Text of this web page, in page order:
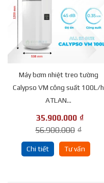
Máy bơm nhiệt treo tường
Calypso VM công suất 100L/h
ATLAN...
35.900.000 ₫
56.900.000 ₫
Chi tiết Tư vấn